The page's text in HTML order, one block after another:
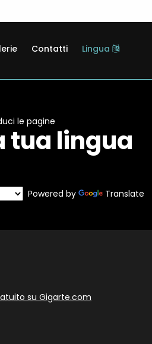
Contatti Lingua
le pagine
tua lingua
Powered by Translate
su Gigarte.com